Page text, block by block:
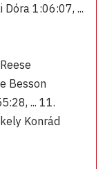
Dóra 1:06:07, ...
Besson
... 11.
Konrád